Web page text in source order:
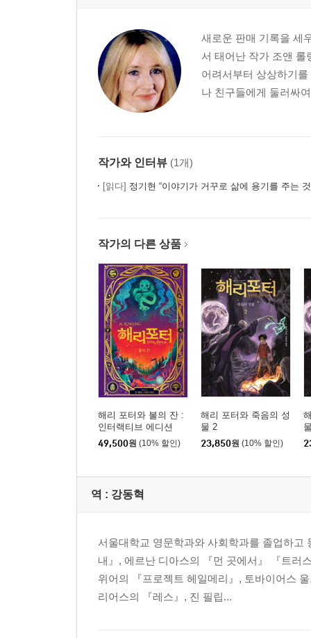
새로운 판매 기록을 세
서 태어난 작가 조앤
어려서부터 상상하기
나 친구들에게 둘러싸
작가와 인터뷰 (1개)
[읽다] 정기현 “이야기가 거꾸로 삶에 용기를 주는
작가의 다른 상품
해리 포터와 불의 잔 :
인터랙티브 에디션
49,500원 (10% 할인)
해리 포터와 죽음의 성
물 2
23,850원 (10% 할인)
역 : 강동혁
서울대학교 영문학과와 사회학과를 졸업하
내』, 에르난 디아스의 『먼 곳에서』 『트러
위어의 『프로젝트 헤일메리』, 토바이어스
리어스의 『레스』, 진 필립...